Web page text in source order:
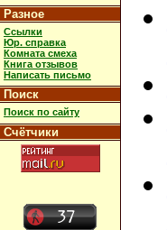
Разное
Ссылки
Юр. справка
Комната смеха
Книга отзывов
Написать письмо
Поиск
Поиск по сайту
Счётчики